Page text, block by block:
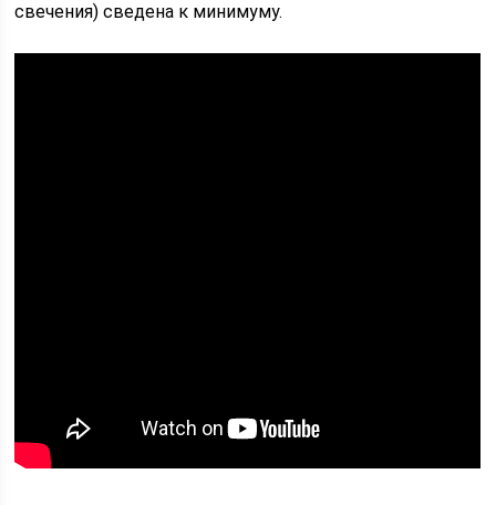
свечения) сведена к минимуму.